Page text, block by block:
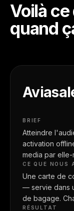
Voilà
quand
BRIEF
Atteindre
activation
media par elle-
CE QUE NOUS
Une carte de
— servie dans
de bagage.
RÉSULTAT